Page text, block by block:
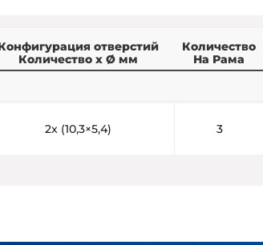
отверстий
Количество x Ø мм
Количество
На Рама
2x (10,3×5,4) 3